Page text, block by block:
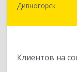
Дивногорск
Клиентов на
663090